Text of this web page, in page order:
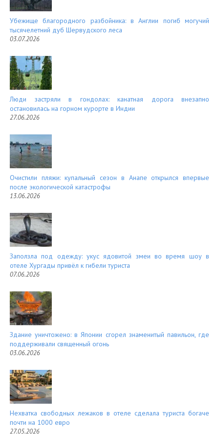
Убежище благородного разбойника: в Англии погиб могучий
тысячелетний дуб Шервудского леса
03.07.2026
Люди застряли в гондолах: канатная дорога внезапно
остановилась на горном курорте в Индии
27.06.2026
Очистили пляжи: купальный сезон в Анапе открылся впервые
после экологической катастрофы
13.06.2026
Заползла под одежду: укус ядовитой змеи во время шоу в
отеле Хургады привёл к гибели туриста
07.06.2026
Здание уничтожено: в Японии сгорел знаменитый павильон, где
поддерживали священный огонь
03.06.2026
Нехватка свободных лежаков в отеле сделала туриста богаче
почти на 1000 евро
27.05.2026